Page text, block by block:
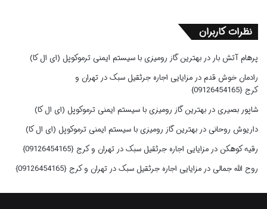
نظرات کاربران
پرهام آتش بار در بهترین گاز رومیزی با سیستم ایمنی ترموکوپل (ای ال کا)
رادمان خوش قدمدر مزایایی اجاره جرثقیل سبک در تهران و
کرج {09126454165}
شاپور بصیریدر بهترین گاز رومیزی با سیستم ایمنی ترموکوپل (ای ال کا)
داریوش روحانی در بهترین گاز رومیزی با سیستم ایمنی ترموکوپل (ای ال کا)
رقیه کوهکن در مزایایی اجاره جرثقیل سبک در تهران و کرج {09126454165}
روح الله جمالی در مزایایی اجاره جرثقیل سبک در تهران و کرج {09126454165}